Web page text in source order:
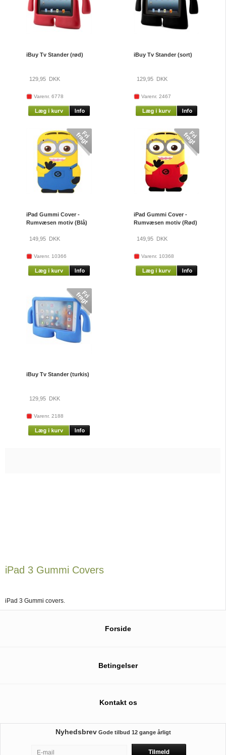
iBuy Tv Stander (rød)
129,95DKK
Varenr. 6778
iBuy Tv Stander (sort)
129,95 DKK
Varenr. 2467
iPad Gummi Cover -
Rumvæsen motiv (Blå)
149,95DKK
Varenr. 10366
iPad Gummi Cover -
Rumvæsen motiv (Rød)
149,95 DKK
Varenr. 10368
iBuy Tv Stander (turkis)
129,95DKK
Varenr. 2188
iPad 3 Gummi Covers
iPad 3 Gummi covers.
Forside
Betingelser
Kontakt os
Nyhedsbrev Gode tilbud 12 gange årligt